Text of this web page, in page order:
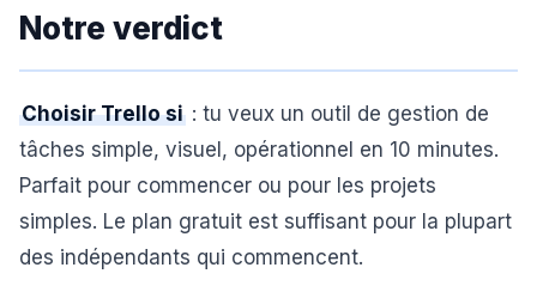
Notre verdict
Choisir Trello si : tu veux un outil de gestion de
tâches simple, visuel, opérationnel en 10 minutes.
Parfait pour commencer ou pour les projets
simples. Le plan gratuit est suffisant pour la plupart
des indépendants qui commencent.